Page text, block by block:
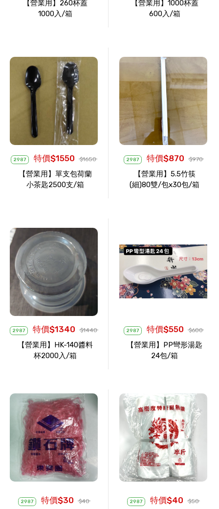
【營業用】260杯蓋
1000入/箱
【營業用】1000杯蓋
600入/箱
2987 特價$1550 $1650
【營業用】單支包荷蘭
小茶匙2500支/箱
2987 特價$870 $970
【營業用】5.5竹筷
(細)80雙/包x30包/箱
2987 特價$1340 $1440
【營業用】HK-140醬料
杯2000入/箱
2987 特價$550 $600
【營業用】PP彎形湯匙
24包/箱
2987 特價$30 $40 2987 特價$40 $50